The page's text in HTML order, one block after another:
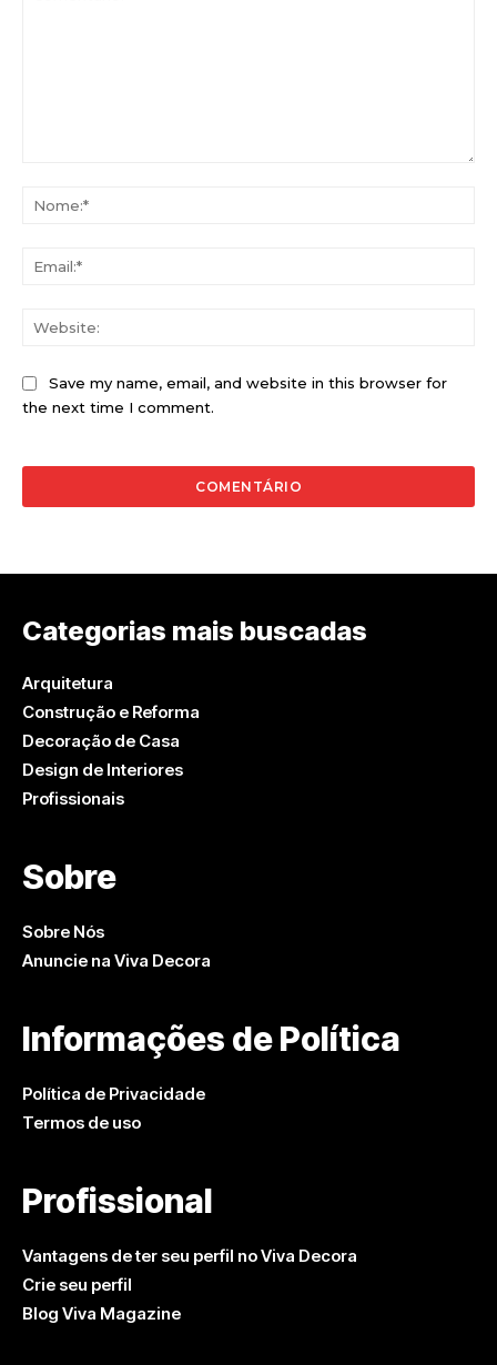
Save my name, email, and website in this browser for
the next time I comment.
Categorias mais buscadas
Arquitetura
Construção e Reforma
Decoração de Casa
Design de Interiores
Profissionais
Sobre
Sobre Nós
Anuncie na Viva Decora
Informações de Política
Política de Privacidade
Termos de uso
Profissional
Vantagens de ter seu perfil no Viva Decora
Crie seu perfil
Blog Viva Magazine